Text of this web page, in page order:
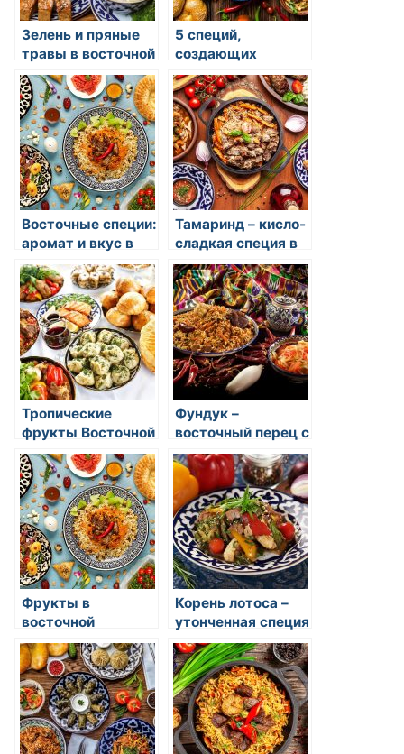
Зелень и пряные
травы в восточной
кухне:
вдохновение и
полезность
5 специй,
создающих
волшебный
восточный вкус
Восточные специи:
аромат и вкус в
каждом блюде
Тамаринд – кисло-
сладкая специя в
блюдах Тайланда
Тропические
фрукты Восточной
кухни: экзотика,
вкус и польза
Фундук –
восточный перец с
горьким оттенком
Фрукты в
восточной
гастрономии: вкус
и полезность
Корень лотоса –
утонченная специя
из Юго-Восточной
Азии